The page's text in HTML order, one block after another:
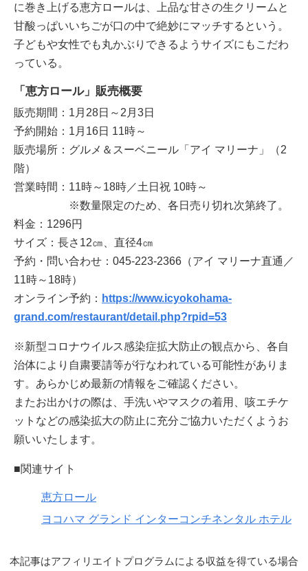
に巻き上げる恵方ロールは、上品な甘さの生クリームと
甘酸っぱいいちごが口の中で絶妙にマッチするという。
子どもや女性でも丸かぶりできるようサイズにもこだわ
っている。
「恵方ロール」販売概要
販売期間：1月28日～2月3日
予約開始：1月16日 11時～
販売場所：グルメ＆スーベニール「アイ マリーナ」（2
階）
営業時間：11時～18時／土日祝 10時～
※数量限定のため、各日売り切れ次第終了。
料金：1296円
サイズ：長さ12㎝、直径4㎝
予約・問い合わせ：045-223-2366（アイ マリーナ直通／
11時～18時）
オンライン予約： https://www.icyokohama-
grand.com/restaurant/detail.php?rpid=53
※新型コロナウイルス感染症拡大防止の観点から、各自
治体により自粛要請等が行なわれている可能性がありま
す。あらかじめ最新の情報をご確認ください。
またお出かけの際は、手洗いやマスクの着用、咳エチケ
ットなどの感染拡大の防止に充分ご協力いただくようお
願いいたします。
■関連サイト
恵方ロール
ヨコハマ グランド インターコンチネンタル ホテル
本記事はアフィリエイトプログラムによる収益を得ている場合